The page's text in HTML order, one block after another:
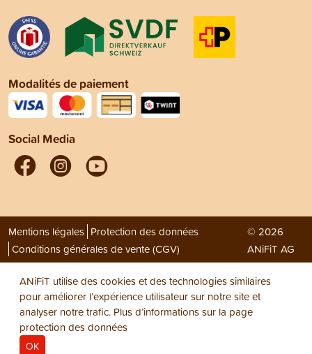
Modalités de paiement
Social Media
Mentions légales Protection des données
Conditions générales de vente (CGV)
© 2026
ANiFiT AG
ANiFiT utilise des cookies et des technologies similaires
pour améliorer l’expérience utilisateur sur notre site et
analyser notre trafic. Plus d’informations sur la page
protection des données
OK